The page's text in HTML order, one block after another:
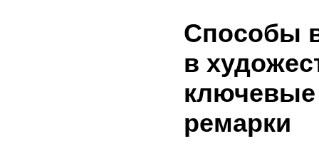
Способы
в
ключевые
ремарки